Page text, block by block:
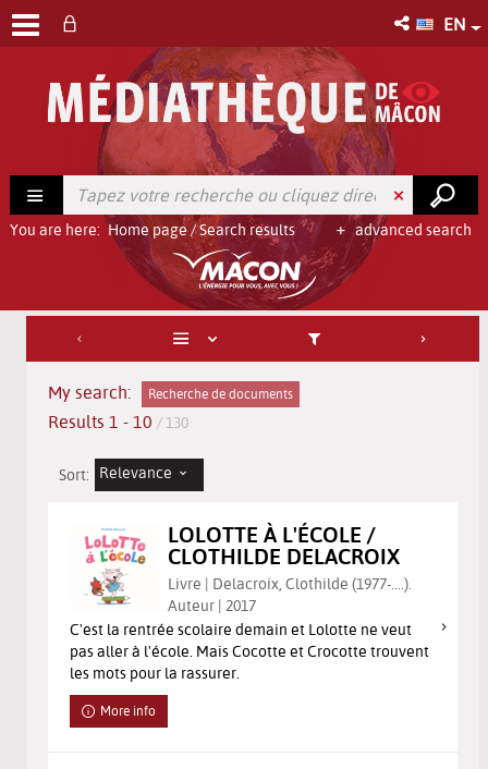
EN
advanced search
You are here: Home page/Search results
My search: Recherche de documents
Results 1 - 10 / 130
Sort: Relevance
LOLOTTE À L'ÉCOLE /
CLOTHILDE DELACROIX
Livre | Delacroix, Clothilde (1977-....).
Auteur | 2017
C'est la rentrée scolaire demain et Lolotte ne veut
pas aller à l'école. Mais Cocotte et Crocotte trouvent
les mots pour la rassurer.
More info